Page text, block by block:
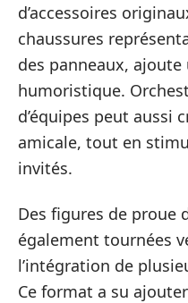
d’accessoires
chaussures
des panneaux,
humoristique.
d’équipes peut aussi
amicale, tout en
invités.
Des figures de proue
également tournées
l’intégration de
Ce format a su